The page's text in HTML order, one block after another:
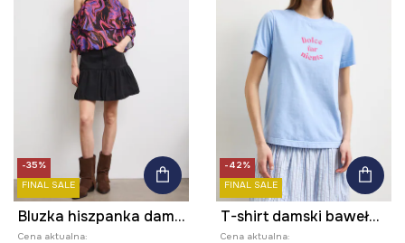
-35%
FINAL SALE
Bluzka hiszpanka damska z falbankami
Cena aktualna:
-42%
FINAL SALE
T-shirt damski bawełniany z nadrukiem
Cena aktualna: